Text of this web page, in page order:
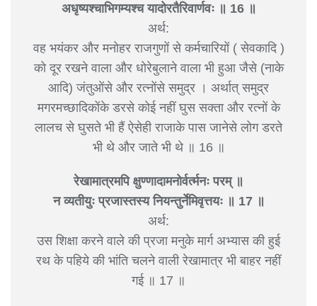
अधृष्यश्चाभिगम्यश्च यादोरतैरिवार्णवः ॥ 16 ॥
अर्थ:
वह भयंकर और मनोहर राजगुणों से कर्मचारियों ( सेवकादि )
को दूर रखने वाला और धोरेबुलाने वाला भी हुआ जैसे (नाके
आदि) जंतुओंसे और रत्नोंसे समुद्र । अर्थात् समुद्र
मगरमच्छादिकोंके डरसे कोई नहीं घुस सक्ता और रत्नों के
लालच से घुसते भी हैं ऐसेही राजाके पास जानेसे लोग डरते
भी थे और जाते भी थे ॥ 16 ॥
रेखामात्रमपि क्षुण्णादामनोर्वर्त्मनः परम् ॥
न व्यतीयुः प्रजास्तस्य नियन्तुर्नेमिवृत्तयः ॥ 17 ॥
अर्थ:
उस शिक्षा करने वाले की प्रजा मनुके मार्ग अभ्यास की हुई
रथ के पहिये की भांति चलने वाली रेखामात्र भी बाहर नहीं
गई ॥ 17 ॥